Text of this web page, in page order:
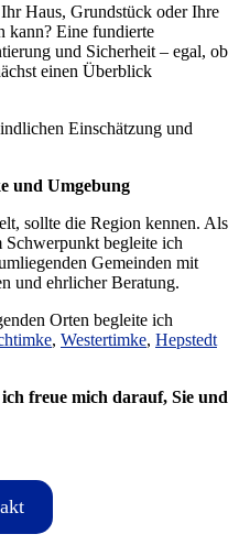
Haus, Grundstück oder Ihre
kann? Eine fundierte
und Sicherheit – egal, ob
einen Überblick
Einschätzung und
und Umgebung
sollte die Region kennen. Als
begleite ich
Gemeinden mit
und ehrlicher Beratung.
Orten begleite ich
, Westertimke, Hepstedt
freue mich darauf, Sie und